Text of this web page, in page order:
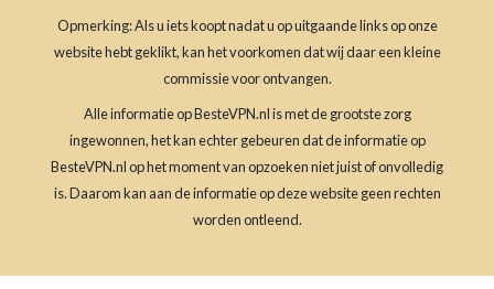
Opmerking: Als u iets koopt nadat u op uitgaande links op onze
website hebt geklikt, kan het voorkomen dat wij daar een kleine
commissie voor ontvangen.
Alle informatie op BesteVPN.nl is met de grootste zorg
ingewonnen, het kan echter gebeuren dat de informatie op
BesteVPN.nl op het moment van opzoeken niet juist of onvolledig
is. Daarom kan aan de informatie op deze website geen rechten
worden ontleend.